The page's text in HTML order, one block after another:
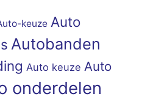
keuze Auto
Autobanden
Auto keuze Auto
onderdelen